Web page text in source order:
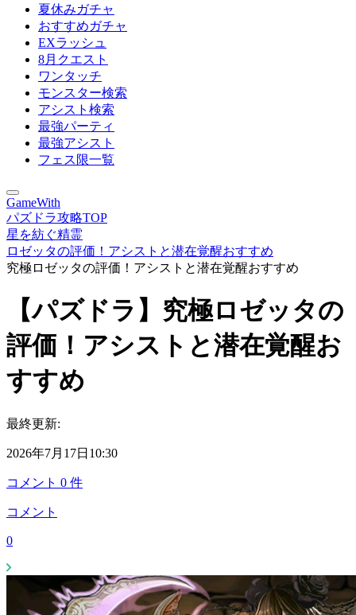
夏休みガチャ
おすすめガチャ
EXラッシュ
8月クエスト
ワンタッチ
モンスター検索
アシスト検索
最強パーティ
最強アシスト
フェス限一覧
GameWith
パズドラ攻略TOP
星を紡ぐ精霊
ロゼッタの評価！アシストと潜在覚醒おすすめ
究極ロゼッタの評価！アシストと潜在覚醒おすすめ
【パズドラ】究極ロゼッタの
評価！アシストと潜在覚醒お
すすめ
最終更新:
2026年7月17日10:30
コメント 0 件
コメント
0